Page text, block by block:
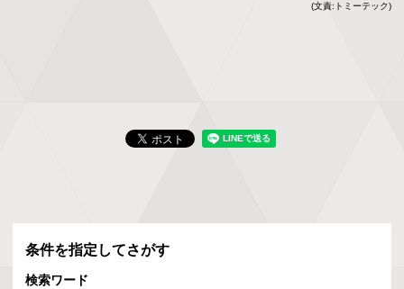
(文責:トミーテック)
条件を指定してさがす
検索ワード